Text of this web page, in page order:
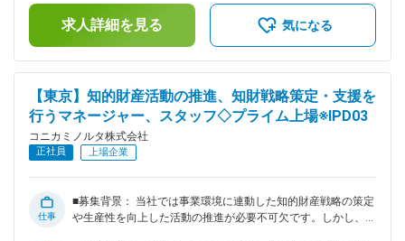
リント製品・オプション製品に搭載するASIC/FPGA開発、シス
テム設計 ■仕事の魅力・やりがい： 社内HWエンジニアととも
に、システム設計／基板設計を通じて、スキルアップが図れる
し具現化していけます。また画像設計やFW領域の開発者と一
緒に作り上げていきますので、広く専門スキルを習得できる環
境であり、専門領域を拡大していける点は魅力です。個人のス
キルアップを支援する教育プログラムも多数あります。また社
外メーカーとの技術交流の場もたくさんあり、日々成長を感じ
られます。 ■リモートワーク頻度について： 成果を創出する
ニカミノルタ全社で、現在週3日以上の出社を原則としており
ます。 ■転職者へのメッセージ： 年齢・属性に関係なく、提
万円-570万円・係長クラス：620万円-840万円・管理職 ：
950万円-1400万円※上記金額は、あくまで目安・参考値となり
ます。賃金はあくまでも目安の金額であり、選考を通じて上下
す。
求人詳細を見る 気になる
【東京】知的財産活動の推進、知財戦略策定・支援を
行うマネージャー、スタッフ◇プライム上場※IPD03
コニカミノルタ株式会社
正社員 上場企業
仕事
■募集背景： 当社では事業環境に連動した知的財産戦略の策定
や生産性を向上した活動の推進が必要不可欠です。しかし、急